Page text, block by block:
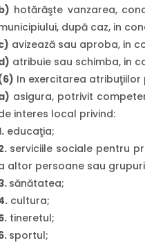
hotărăşte vanzarea,
după caz, in
avizează sau aproba, in
atribuie sau schimba, in
In exercitarea atribuţiilor
asigura, potrivit
interes local privind:
educaţia;
serviciile sociale pentru
altor persoane sau
sănătatea;
cultura;
tineretul;
sportul;